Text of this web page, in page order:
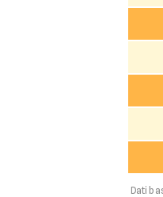
Dati